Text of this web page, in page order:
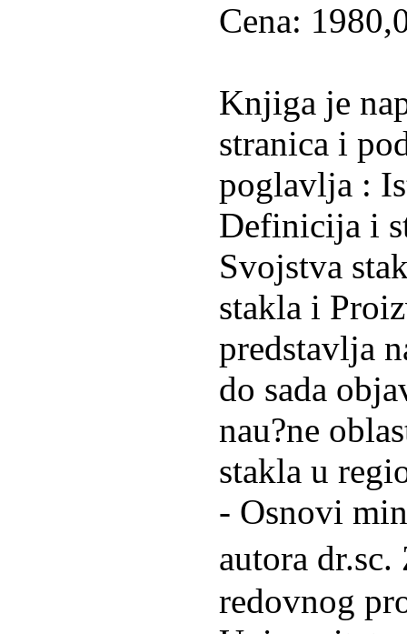
Cena:
Knjiga je
stranica i
poglavlja :
Definicija i
Svojstva
stakla i
predstavlja
do sada
nau?ne
stakla u
- Osnovi
autora
redovnog